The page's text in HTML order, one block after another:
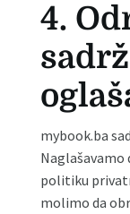
4.
mybook.ba
Naglašavamo
politiku
molimo da